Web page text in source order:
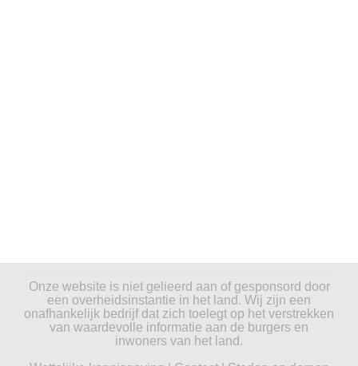
Onze website is niet gelieerd aan of gesponsord door
een overheidsinstantie in het land. Wij zijn een
onafhankelijk bedrijf dat zich toelegt op het verstrekken
van waardevolle informatie aan de burgers en
inwoners van het land.